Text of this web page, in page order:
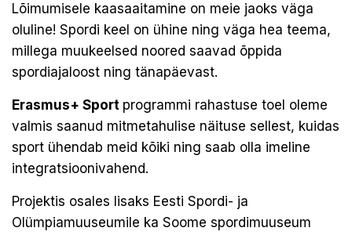
Lõimumisele kaasaaitamine on meie jaoks väga
oluline! Spordi keel on ühine ning väga hea teema,
millega muukeelsed noored saavad õppida
spordiajaloost ning tänapäevast.
Erasmus+ Sport programmi rahastuse toel oleme
valmis saanud mitmetahulise näituse sellest, kuidas
sport ühendab meid kõiki ning saab olla imeline
integratsioonivahend.
Projektis osales lisaks Eesti Spordi- ja
Olümpiamuuseumile ka Soome spordimuuseum